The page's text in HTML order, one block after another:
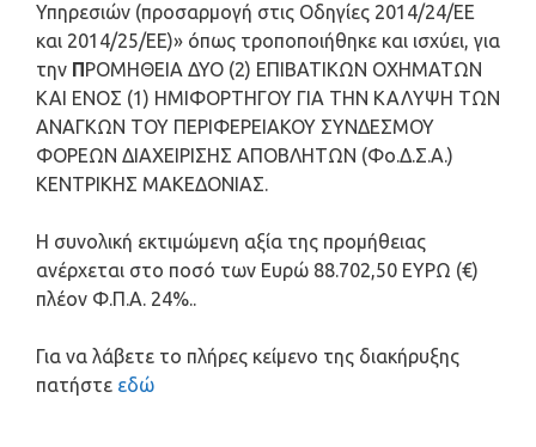
Υπηρεσιών (προσαρμογή στις Οδηγίες 2014/24/ΕΕ
και 2014/25/ΕΕ)» όπως τροποποιήθηκε και ισχύει, για
την ΠΡΟΜΗΘΕΙΑ ΔΥΟ (2) ΕΠΙΒΑΤΙΚΩΝ ΟΧΗΜΑΤΩΝ
ΚΑΙ ΕΝΟΣ (1) ΗΜΙΦΟΡΤΗΓΟΥ ΓΙΑ ΤΗΝ ΚΑΛΥΨΗ ΤΩΝ
ΑΝΑΓΚΩΝ ΤΟΥ ΠΕΡΙΦΕΡΕΙΑΚΟΥ ΣΥΝΔΕΣΜΟΥ
ΦΟΡΕΩΝ ΔΙΑΧΕΙΡΙΣΗΣ ΑΠΟΒΛΗΤΩΝ (Φο.Δ.Σ.Α.)
ΚΕΝΤΡΙΚΗΣ ΜΑΚΕΔΟΝΙΑΣ.
Η συνολική εκτιμώμενη αξία της προμήθειας
ανέρχεται στο ποσό των Ευρώ 88.702,50 ΕΥΡΩ (€)
πλέον Φ.Π.Α. 24%..
Για να λάβετε το πλήρες κείμενο της διακήρυξης
πατήστε εδώ